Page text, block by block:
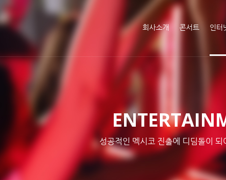
메뉴 건너뛰기
회사소개 콘서트 인터
성공적인 멕시코 진출에 디딤돌이 되